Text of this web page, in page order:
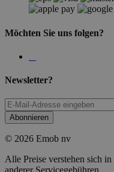
Möchten Sie uns folgen?
Newsletter?
Abonnieren
© 2026 Emob nv
Alle Preise verstehen sich